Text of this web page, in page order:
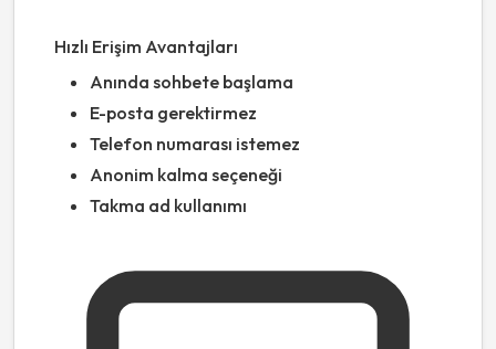
Hızlı Erişim Avantajları
Anında sohbete başlama
E-posta gerektirmez
Telefon numarası istemez
Anonim kalma seçeneği
Takma ad kullanımı